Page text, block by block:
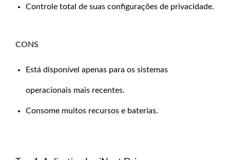
Controle total de suas configurações de privacidade.
CONS
Está disponível apenas para os sistemas
operacionais mais recentes.
Consome muitos recursos e baterias.